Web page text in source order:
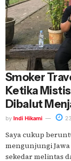
Smoker
Ketika
Dibalut
by Indi Hikami
Saya cukup
mengunjungi Jawa
sekedar melintas